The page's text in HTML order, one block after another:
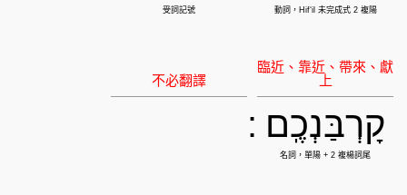
קָרְבַּנְכֶֽם :